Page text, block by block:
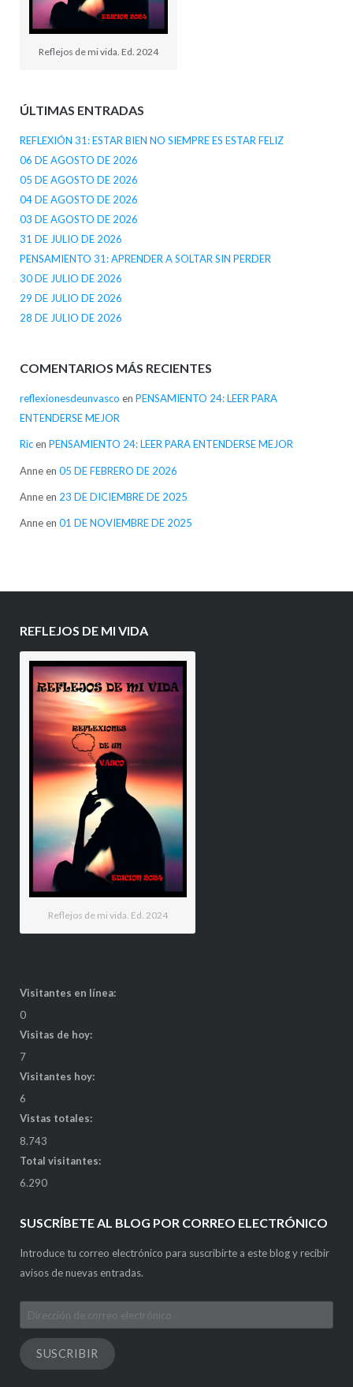
Reflejos de mi vida. Ed. 2024
ÚLTIMAS ENTRADAS
REFLEXIÓN 31: ESTAR BIEN NO SIEMPRE ES ESTAR FELIZ
06 DE AGOSTO DE 2026
05 DE AGOSTO DE 2026
04 DE AGOSTO DE 2026
03 DE AGOSTO DE 2026
31 DE JULIO DE 2026
PENSAMIENTO 31: APRENDER A SOLTAR SIN PERDER
30 DE JULIO DE 2026
29 DE JULIO DE 2026
28 DE JULIO DE 2026
COMENTARIOS MÁS RECIENTES
reflexionesdeunvasco en PENSAMIENTO 24: LEER PARA
ENTENDERSE MEJOR
Ricen PENSAMIENTO 24: LEER PARA ENTENDERSE MEJOR
Anneen 05 DE FEBRERO DE 2026
Anneen 23 DE DICIEMBRE DE 2025
Anneen 01 DE NOVIEMBRE DE 2025
REFLEJOS DE MI VIDA
Reflejos de mi vida. Ed. 2024
Visitantes en línea:
0
Visitas de hoy:
7
Visitantes hoy:
6
Vistas totales:
8.743
Total visitantes:
6.290
SUSCRÍBETE AL BLOG POR CORREO ELECTRÓNICO
Introduce tu correo electrónico para suscribirte a este blog y recibir
avisos de nuevas entradas.
Dirección
de
correo
electrónico
SUSCRIBIR